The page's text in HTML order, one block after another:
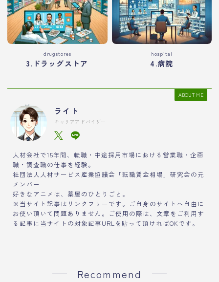
drugstores
3.ドラッグストア
hospital
4.病院
ABOUT ME
ライト
キャリアアドバイザー
人材会社で15年間、転職・中途採用市場における営業職・企画
職・調査職の仕事を経験。
社団法人人材サービス産業協議会「転職賃金相場」研究会の元
メンバー
好きなアニメは、薬屋のひとりごと。
※当サイト記事はリンクフリーです。ご自身のサイトへ自由に
お使い頂いて問題ありません。ご使用の際は、文章をご利用す
る記事に当サイトの対象記事URLを貼って頂ければOKです。
Recommend